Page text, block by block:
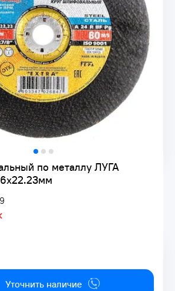
по металлу ЛУГА
Уточнить наличие